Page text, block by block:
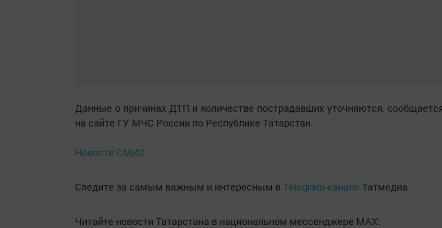
Данные о причинах ДТП и количестве пострадавших уточняются,
на сайте ГУ МЧС России по Республике Татарстан.
Новости СМИ2
Следите за самым важным и интересным в Telegram-канале Татмедиа
Читайте новости Татарстана в национальном мессенджере MАХ: